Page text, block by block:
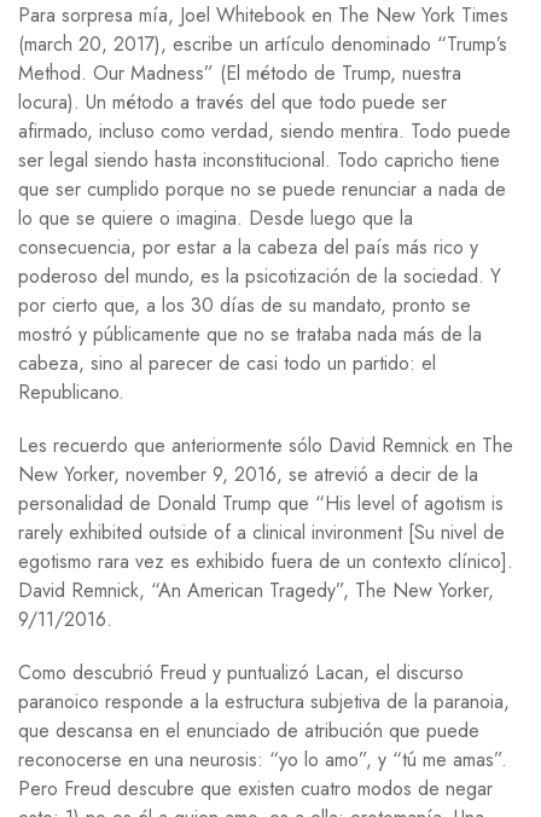
Para sorpresa mía, Joel Whitebook en The New York Times
(march 20, 2017), escribe un artículo denominado “Trump’s
Method. Our Madness” (El método de Trump, nuestra
locura). Un método a través del que todo puede ser
afirmado, incluso como verdad, siendo mentira. Todo puede
ser legal siendo hasta inconstitucional. Todo capricho tiene
que ser cumplido porque no se puede renunciar a nada de
lo que se quiere o imagina. Desde luego que la
consecuencia, por estar a la cabeza del país más rico y
poderoso del mundo, es la psicotización de la sociedad. Y
por cierto que, a los 30 días de su mandato, pronto se
mostró y públicamente que no se trataba nada más de la
cabeza, sino al parecer de casi todo un partido: el
Republicano.
Les recuerdo que anteriormente sólo David Remnick en The
New Yorker, november 9, 2016, se atrevió a decir de la
personalidad de Donald Trump que “His level of agotism is
rarely exhibited outside of a clinical invironment [Su nivel de
egotismo rara vez es exhibido fuera de un contexto clínico].
David Remnick, “An American Tragedy”, The New Yorker,
9/11/2016.
Como descubrió Freud y puntualizó Lacan, el discurso
paranoico responde a la estructura subjetiva de la paranoia,
que descansa en el enunciado de atribución que puede
reconocerse en una neurosis: “yo lo amo”, y “tú me amas”.
Pero Freud descubre que existen cuatro modos de negar